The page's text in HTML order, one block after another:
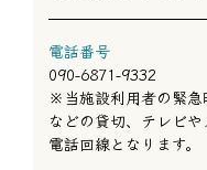
電話番号
090-6871-9332
※当施設利用者の緊急
などの貸切、テレビ
電話回線となります。